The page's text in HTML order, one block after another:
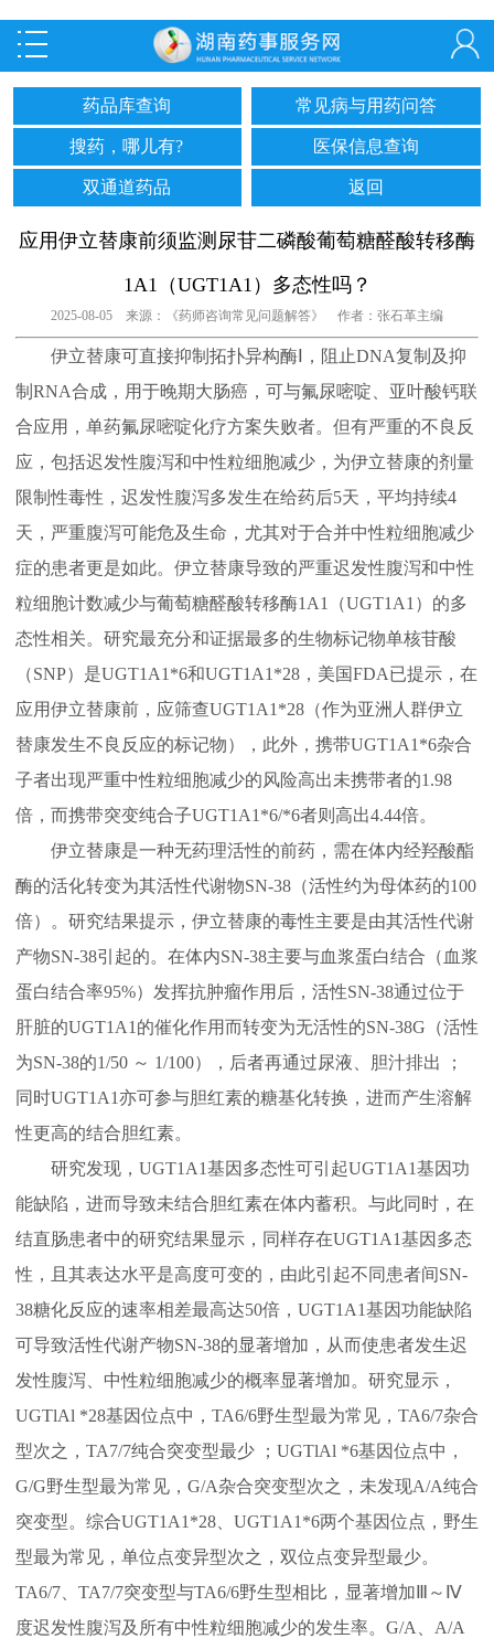
药品库查询 常见病与用药问答
搜药，哪儿有? 医保信息查询
双通道药品 返回
应用伊立替康前须监测尿苷二磷酸葡萄糖醛酸转移酶
1A1（UGT1A1）多态性吗？
2025-08-05 来源：《药师咨询常见问题解答》 作者：张石革主编
伊立替康可直接抑制拓扑异构酶Ⅰ，阻止DNA复制及抑
制RNA合成，用于晚期大肠癌，可与氟尿嘧啶、亚叶酸钙联
合应用，单药氟尿嘧啶化疗方案失败者。但有严重的不良反
应，包括迟发性腹泻和中性粒细胞减少，为伊立替康的剂量
限制性毒性，迟发性腹泻多发生在给药后5天，平均持续4
天，严重腹泻可能危及生命，尤其对于合并中性粒细胞减少
症的患者更是如此。伊立替康导致的严重迟发性腹泻和中性
粒细胞计数减少与葡萄糖醛酸转移酶1A1（UGT1A1）的多
态性相关。研究最充分和证据最多的生物标记物单核苷酸
（SNP）是UGT1A1*6和UGT1A1*28，美国FDA已提示，在
应用伊立替康前，应筛查UGT1A1*28（作为亚洲人群伊立
替康发生不良反应的标记物），此外，携带UGT1A1*6杂合
子者出现严重中性粒细胞减少的风险高出未携带者的1.98
倍，而携带突变纯合子UGT1A1*6/*6者则高出4.44倍。
伊立替康是一种无药理活性的前药，需在体内经羟酸酯
酶的活化转变为其活性代谢物SN-38（活性约为母体药的100
倍）。研究结果提示，伊立替康的毒性主要是由其活性代谢
产物SN-38引起的。在体内SN-38主要与血浆蛋白结合（血浆
蛋白结合率95%）发挥抗肿瘤作用后，活性SN-38通过位于
肝脏的UGT1A1的催化作用而转变为无活性的SN-38G（活性
为SN-38的1/50 ～ 1/100），后者再通过尿液、胆汁排出 ；
同时UGT1A1亦可参与胆红素的糖基化转换，进而产生溶解
性更高的结合胆红素。
研究发现，UGT1A1基因多态性可引起UGT1A1基因功
能缺陷，进而导致未结合胆红素在体内蓄积。与此同时，在
结直肠患者中的研究结果显示，同样存在UGT1A1基因多态
性，且其表达水平是高度可变的，由此引起不同患者间SN-
38糖化反应的速率相差最高达50倍，UGT1A1基因功能缺陷
可导致活性代谢产物SN-38的显著增加，从而使患者发生迟
发性腹泻、中性粒细胞减少的概率显著增加。研究显示，
UGTlAl *28基因位点中，TA6/6野生型最为常见，TA6/7杂合
型次之，TA7/7纯合突变型最少 ；UGTlAl *6基因位点中，
G/G野生型最为常见，G/A杂合突变型次之，未发现A/A纯合
突变型。综合UGT1A1*28、UGT1A1*6两个基因位点，野生
型最为常见，单位点变异型次之，双位点变异型最少。
TA6/7、TA7/7突变型与TA6/6野生型相比，显著增加Ⅲ～Ⅳ
度迟发性腹泻及所有中性粒细胞减少的发生率。G/A、A/A